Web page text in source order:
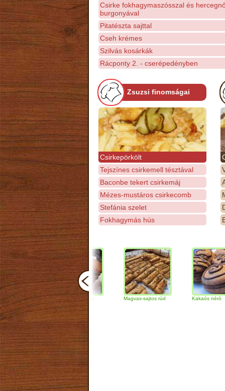
Csirke fokhagymaszósszal és
burgonyával
Pitatészta sajttal
Cseh krémes
Szilvás kosárkák
Rácponty 2. - cserépedényben
Zsuzsi finomságai
Csirkepörkölt
Tejszínes csirkemell tésztával
Baconbe tekert csirkemáj
Mézes-mustáros csirkecomb
Stefánia szelet
Fokhagymás hús
Csokoládés-diós
szendvics
Magvas-sajtos rúd Kakaós néró